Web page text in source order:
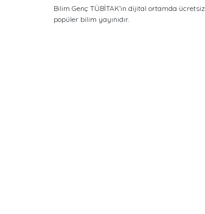
Bilim Genç TÜBİTAK’ın dijital ortamda ücretsiz
popüler bilim yayınıdır.